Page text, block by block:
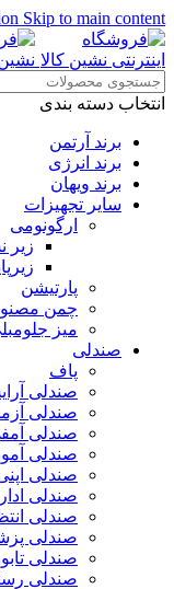
Skip to main content
انتخاب دسته بندی
برند آرتمن
برند انرژی
برند ویهان
سایر تجهیزات
ارگونومی
زیر
پارتیشن
چمن
میز
صندلی
پاف
صندلی
صندلی
صندلی
صندلی
صندلی
صندلی
صندلی
صندلی
صندلی
صندلی